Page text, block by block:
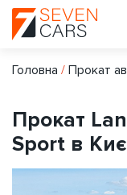
Головна / Прокат
Прокат
Sport в